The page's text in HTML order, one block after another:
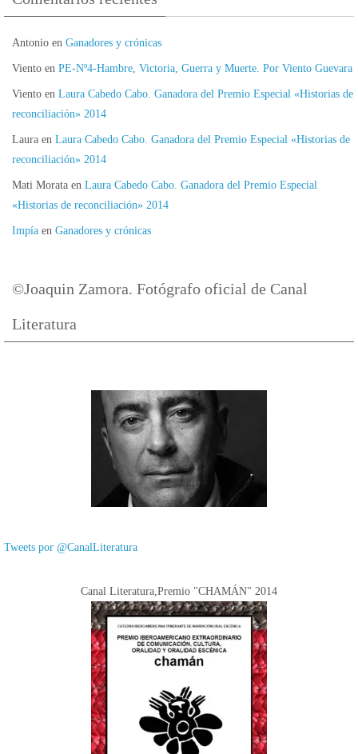
Antonio en Ganadores y crónicas
Viento en PE-Nº4-Hambre, Victoria, Guerra y Muerte. Por Viento Guevara
Viento en Laura Cabedo Cabo. Ganadora del Premio Especial «Historias de
reconciliación» 2014
Laura en Laura Cabedo Cabo. Ganadora del Premio Especial «Historias de
reconciliación» 2014
Mati Morata en Laura Cabedo Cabo. Ganadora del Premio Especial
«Historias de reconciliación» 2014
Impía en Ganadores y crónicas
©Joaquin Zamora. Fotógrafo oficial de Canal
Literatura
Tweets por @CanalLiteratura
Canal Literatura,Premio "CHAMÁN" 2014